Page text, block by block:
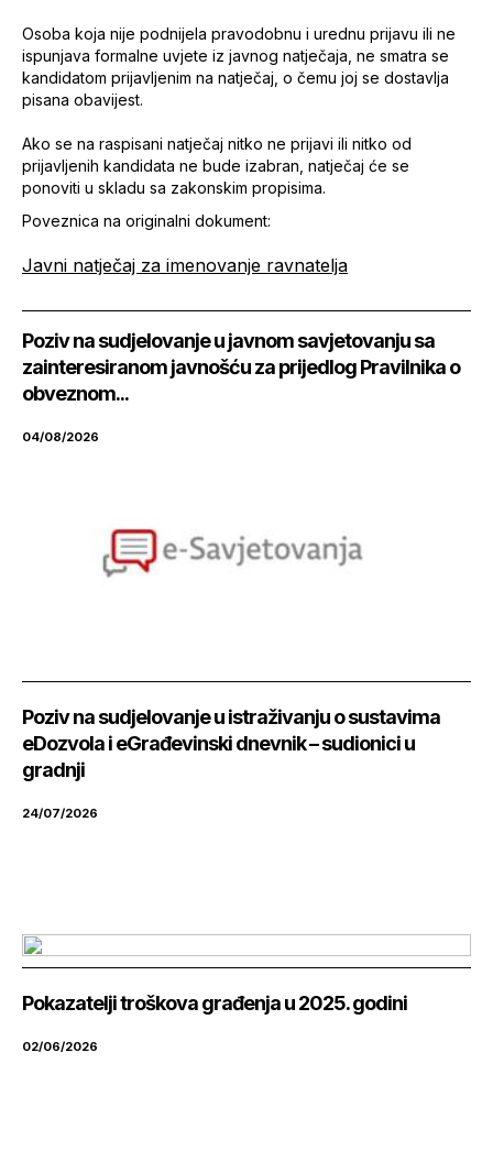
Osoba koja nije podnijela pravodobnu i urednu prijavu ili ne
ispunjava formalne uvjete iz javnog natječaja, ne smatra se
kandidatom prijavljenim na natječaj, o čemu joj se dostavlja
pisana obavijest.
Ako se na raspisani natječaj nitko ne prijavi ili nitko od
prijavljenih kandidata ne bude izabran, natječaj će se
ponoviti u skladu sa zakonskim propisima.
Poveznica na originalni dokument:
Javni natječaj za imenovanje ravnatelja
Poziv na sudjelovanje u javnom savjetovanju sa
zainteresiranom javnošću za prijedlog Pravilnika o
obveznom...
04/08/2026
Poziv na sudjelovanje u istraživanju o sustavima
eDozvola i eGrađevinski dnevnik – sudionici u
gradnji
24/07/2026
Pokazatelji troškova građenja u 2025. godini
02/06/2026